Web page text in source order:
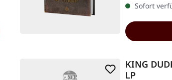
Sofort
KING
LP